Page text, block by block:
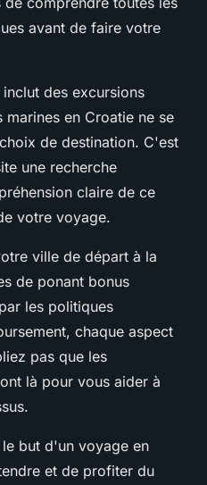
avant de faire votre
des excursions
en Croatie ne se
de destination. C'est
une recherche
claire de ce
votre voyage.
ville de départ à la
de ponant bonus
les politiques
chaque aspect
pas que les
là pour vous aider à
but d'un voyage en
et de profiter du